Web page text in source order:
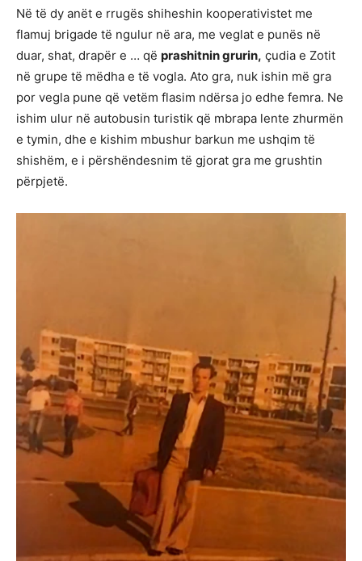
Në të dy anët e rrugës shiheshin kooperativistet me
flamuj brigade të ngulur në ara, me veglat e punës në
duar, shat, drapër e … që prashitnin grurin, çudia e Zotit
në grupe të mëdha e të vogla. Ato gra, nuk ishin më gra
por vegla pune që vetëm flasim ndërsa jo edhe femra. Ne
ishim ulur në autobusin turistik që mbrapa lente zhurmën
e tymin, dhe e kishim mbushur barkun me ushqim të
shishëm, e i përshëndesnim të gjorat gra me grushtin
përpjetë.